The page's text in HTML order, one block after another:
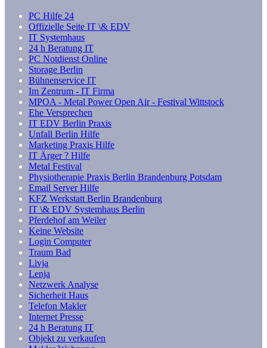
PC Hilfe 24
Offizielle Seite IT \& EDV
IT Systemhaus
24 h Beratung IT
PC Notdienst Online
Storage Berlin
Bühnenservice IT
Im Zentrum - IT Firma
MPOA - Metal Power Open Air - Festival Wittstock
Ehe Versprechen
IT EDV Berlin Praxis
Unfall Berlin Hilfe
Marketing Praxis Hilfe
IT Ärger ? Hilfe
Metal Festival
Physiotherapie Praxis Berlin Brandenburg Potsdam
Email Server Hilfe
KFZ Werkstatt Berlin Brandenburg
IT \& EDV Systemhaus Berlin
Pferdehof am Weiler
Keine Website
Login Computer
Traum Bad
Livja
Lenja
Netzwerk Analyse
Sicherheit Haus
Telefon Makler
Internet Presse
24 h Beratung IT
Objekt zu verkaufen